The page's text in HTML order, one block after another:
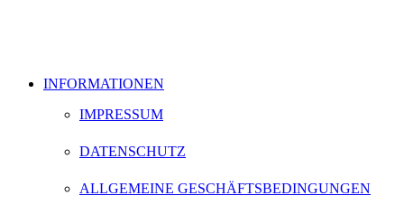
INFORMATIONEN
IMPRESSUM
DATENSCHUTZ
ALLGEMEINE GESCHÄFTSBEDINGUNGEN